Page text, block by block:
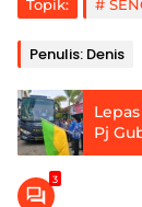
Topik:
Penulis: Denis
Pj
3